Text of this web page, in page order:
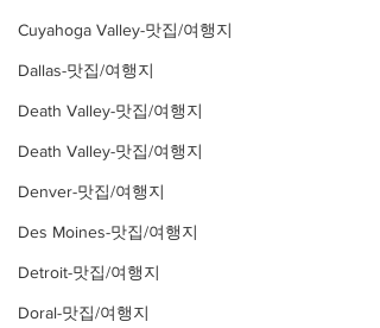
Cuyahoga Valley-맛집/여행지
Dallas-맛집/여행지
Death Valley-맛집/여행지
Death Valley-맛집/여행지
Denver-맛집/여행지
Des Moines-맛집/여행지
Detroit-맛집/여행지
Doral-맛집/여행지